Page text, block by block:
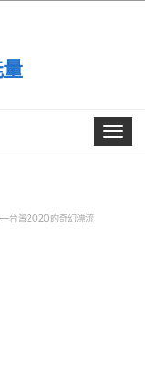
Toggle
—台灣2020的奇幻漂流